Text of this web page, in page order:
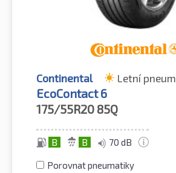
Continental Letní
EcoContact 6
175/55R20 85Q
B B 70 dB
Porovnat pneumatiky